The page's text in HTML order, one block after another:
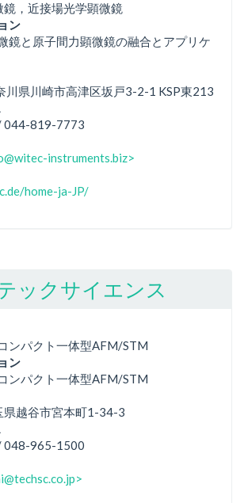
，近接場光学顕微鏡
ン
鏡と原子間力顕微鏡の融合とアプリケ
川県川崎市高津区坂戸3-2-1 KSP東213
044-819-7773
instruments.biz>
home-ja-JP/
ックサイエンス
ンパクト一体型AFM/STM
ン
ンパクト一体型AFM/STM
越谷市宮本町1-34-3
048-965-1500